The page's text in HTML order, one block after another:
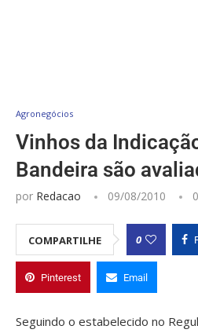
Agronegócios
Vinhos da
Bandeira são
por Redacao 09/08/2010
COMPARTILHE 0
Pinterest Email
Seguindo o estabelecido no